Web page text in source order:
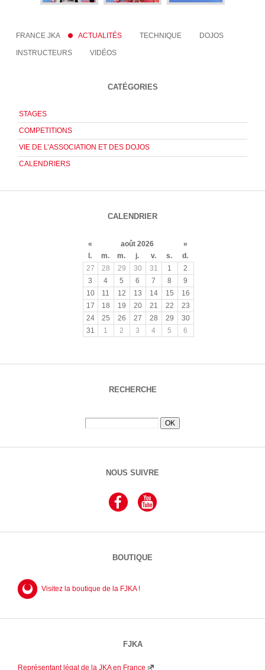
FRANCE JKA ACTUALITÉS TECHNIQUE DOJOS
INSTRUCTEURS VIDÉOS
CATÉGORIES
STAGES
COMPETITIONS
VIE DE L’ASSOCIATION ET DES DOJOS
CALENDRIERS
CALENDRIER
« août 2026
»
l.
m. m. j. v. s.
d.
27
28 29 30 31 1
2
3
4 5 6 7 8
9
10
11 12 13 14 15
16
17
18 19 20 21 22
23
24
25 26 27 28 29
30
31
1 2 3 4 5 6
RECHERCHE
NOUS SUIVRE
BOUTIQUE
Visitez la boutique de la FJKA !
FJKA
Représentant légal de la JKA en France